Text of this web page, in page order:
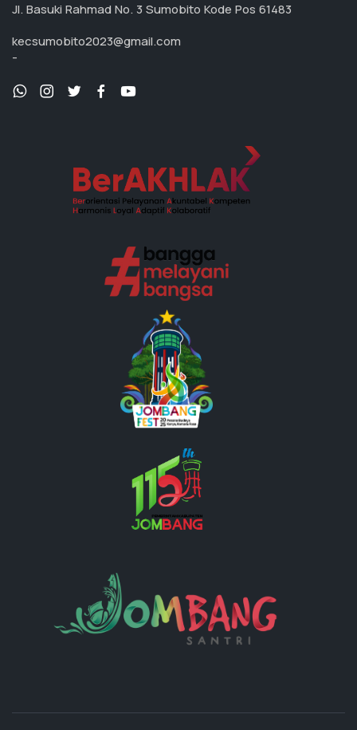
Jl. Basuki Rahmad No. 3 Sumobito Kode Pos 61483
kecsumobito2023@gmail.com
-